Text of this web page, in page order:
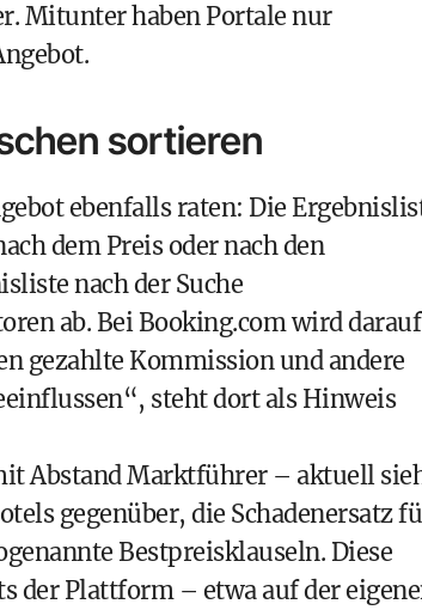
Mitunter haben Portale nur
sortieren
ebenfalls raten: Die
dem Preis oder nach den
nach der Suche
ab. Bei Booking.com wird darauf
gezahlte Kommission und andere
steht dort als Hinweis
Abstand Marktführer – aktuell
gegenüber, die Schadenersatz
Bestpreisklauseln. Diese
der Plattform – etwa auf der